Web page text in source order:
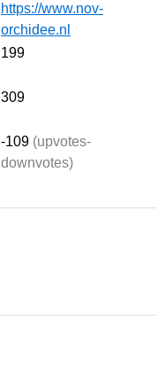
https://www.nov-
orchidee.nl
199
309
-109 (upvotes-
downvotes)